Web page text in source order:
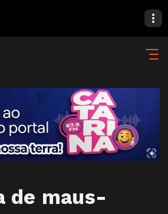
de maus-